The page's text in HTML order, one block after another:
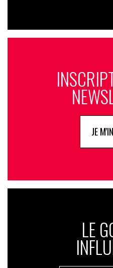
JE
LE